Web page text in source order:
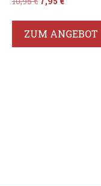
10,95 €7,95 €.
ZUM ANGEBOT